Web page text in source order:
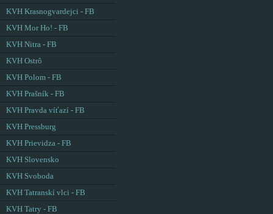
KVH Krasnogvardejci - FB
KVH Mor Ho! - FB
KVH Nitra - FB
KVH Ostrô
KVH Polom - FB
KVH Prašník - FB
KVH Pravda víťazí - FB
KVH Pressburg
KVH Prievidza - FB
KVH Slovensko
KVH Svoboda
KVH Tatranskí vlci - FB
KVH Tatry - FB